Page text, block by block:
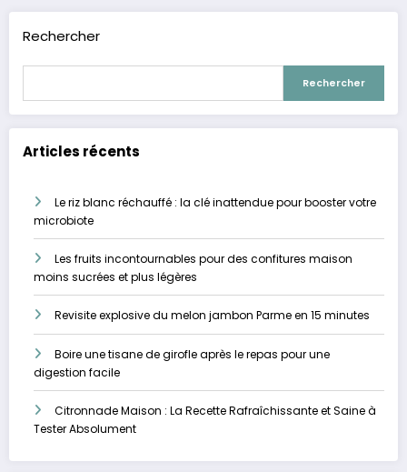
Rechercher
Rechercher
Articles récents
Le riz blanc réchauffé : la clé inattendue pour booster votre
microbiote
Les fruits incontournables pour des confitures maison
moins sucrées et plus légères
Revisite explosive du melon jambon Parme en 15 minutes
Boire une tisane de girofle après le repas pour une
digestion facile
Citronnade Maison : La Recette Rafraîchissante et Saine à
Tester Absolument